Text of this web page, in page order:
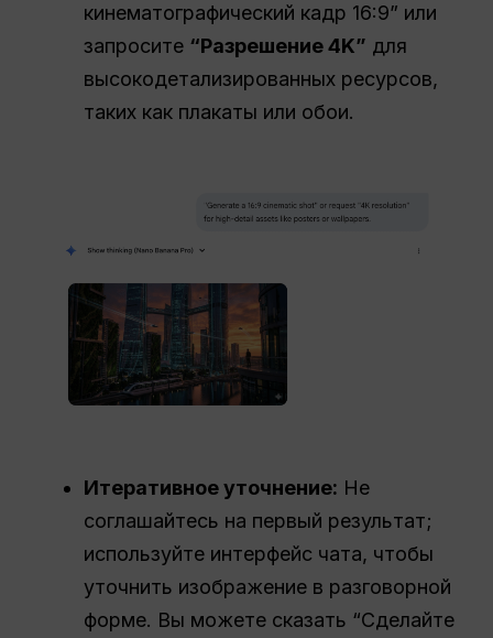
кинематографический кадр 16:9” или
запросите “Разрешение 4K” для
высокодетализированных ресурсов,
таких как плакаты или обои.
Итеративное уточнение: Не
соглашайтесь на первый результат;
используйте интерфейс чата, чтобы
уточнить изображение в разговорной
форме. Вы можете сказать “Сделайте